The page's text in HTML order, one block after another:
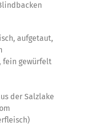
aufgetaut,
fein gewürfelt
der Salzlake